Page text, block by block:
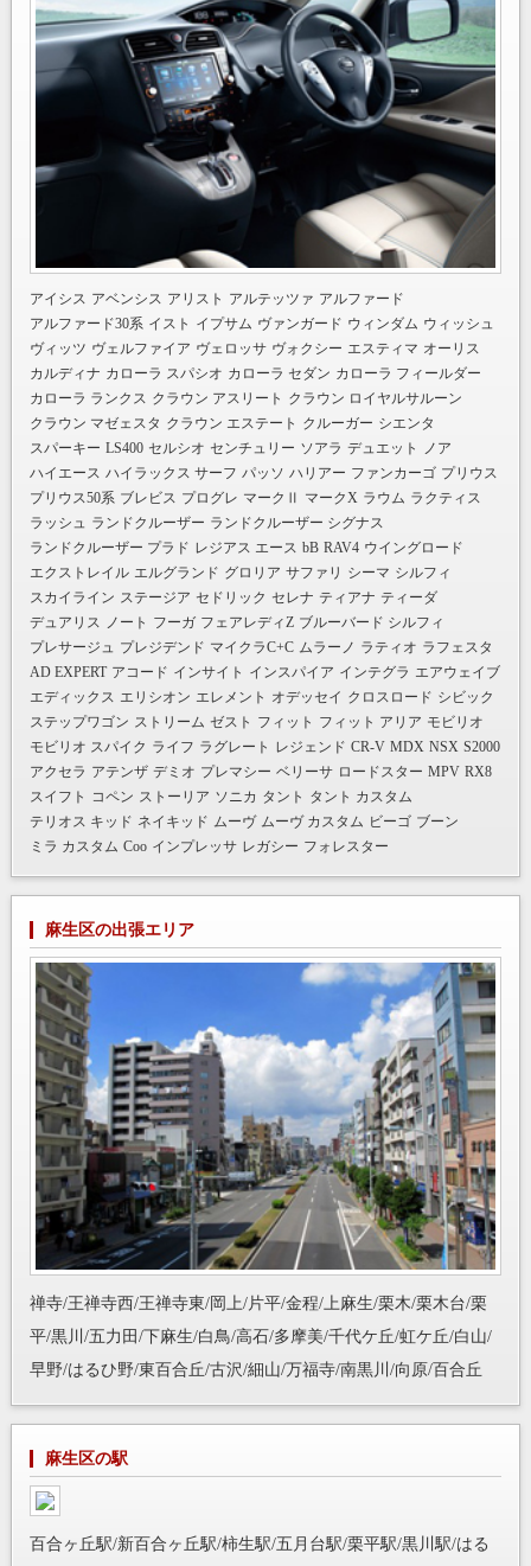
アイシス アベンシス アリスト アルテッツァ アルファード
アルファード30系 イスト イプサム ヴァンガード ウィンダム ウィッシュ
ヴィッツ ヴェルファイア ヴェロッサ ヴォクシー エスティマ オーリス
カルディナ カローラ スパシオ カローラ セダン カローラ フィールダー
カローラ ランクス クラウン アスリート クラウン ロイヤルサルーン
クラウン マゼェスタ クラウン エステート クルーガー シエンタ
スパーキー LS400 セルシオ センチュリー ソアラ デュエット
ノア
ハイエース ハイラックス サーフ パッソ ハリアー ファンカーゴ プリウス
プリウス50系 ブレビス プログレ マークⅡ マークX ラウム ラクティス
ラッシュ ランドクルーザー ランドクルーザー シグナス
ランドクルーザー プラド レジアス エース bB RAV4 ウイングロード
エクストレイル エルグランド グロリア サファリ シーマ シルフィ
スカイライン ステージア セドリック セレナ ティアナ ティーダ
デュアリス ノート フーガ フェアレディZ ブルーバード シルフィ
プレサージュ プレジデンド マイクラC+C ムラーノ ラティオ ラフェスタ
AD EXPERT アコード インサイト インスパイア インテグラ エアウェイブ
エディックス エリシオン エレメント オデッセイ クロスロード シビック
ステップワゴン ストリーム ゼスト フィット フィット アリア モビリオ
モビリオ スパイク ライフ ラグレート レジェンド CR-V MDX NSX S2000
アクセラ アテンザ デミオ プレマシー ベリーサ ロードスター MPV RX8
スイフト コペン ストーリア ソニカ タント タント カスタム
テリオス キッド ネイキッド ムーヴ ムーヴ カスタム ビーゴ ブーン
ミラ カスタム Coo インプレッサ レガシー フォレスター
麻生区の出張エリア
禅寺/王禅寺西/王禅寺東/岡上/片平/金程/上麻生/栗木/栗木台/栗
平/黒川/五力田/下麻生/白鳥/高石/多摩美/千代ケ丘/虹ケ丘/白山/
早野/はるひ野/東百合丘/古沢/細山/万福寺/南黒川/向原/百合丘
麻生区の駅
百合ヶ丘駅/新百合ヶ丘駅/柿生駅/五月台駅/栗平駅/黒川駅/はる